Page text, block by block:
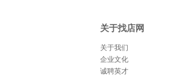
关于找店网
关于我们
企业文化
诚聘英才